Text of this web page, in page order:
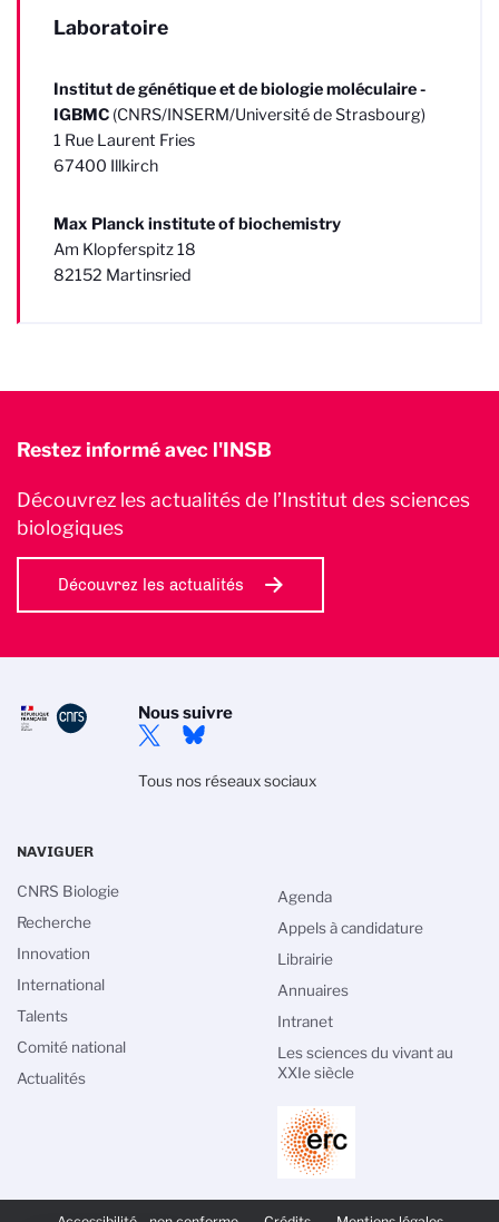
Laboratoire
Institut de génétique et de biologie moléculaire -
IGBMC (CNRS/INSERM/Université de Strasbourg)
1 Rue Laurent Fries
67400 Illkirch
Max Planck institute of biochemistry
Am Klopferspitz 18
82152 Martinsried
Restez informé avec l'INSB
Découvrez les actualités de l’Institut des sciences
biologiques
Découvrez les actualités
Nous suivre
Tous nos réseaux sociaux
NAVIGUER
CNRS Biologie
Recherche
Innovation
International
Talents
Comité national
Actualités
Agenda
Appels à candidature
Librairie
Annuaires
Intranet
Les sciences du vivant au
XXIe siècle